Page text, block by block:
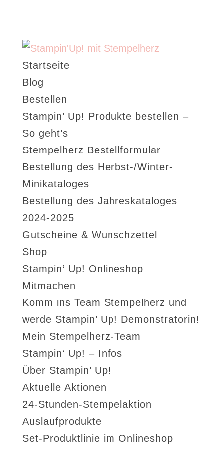
Startseite
Blog
Bestellen
Stampin’ Up! Produkte bestellen –
So geht’s
Stempelherz Bestellformular
Bestellung des Herbst-/Winter-
Minikataloges
Bestellung des Jahreskataloges
2024-2025
Gutscheine & Wunschzettel
Shop
Stampin‘ Up! Onlineshop
Mitmachen
Komm ins Team Stempelherz und
werde Stampin’ Up! Demonstratorin!
Mein Stempelherz-Team
Stampin‘ Up! – Infos
Über Stampin’ Up!
Aktuelle Aktionen
24-Stunden-Stempelaktion
Auslaufprodukte
Set-Produktlinie im Onlineshop